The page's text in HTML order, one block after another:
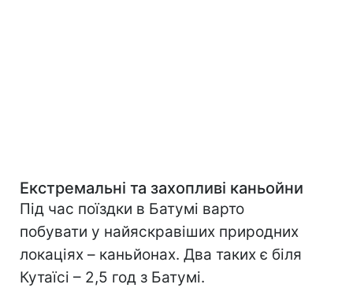
Екстремальні та захопливі каньойни
Під час поїздки в Батумі варто
побувати у найяскравіших природних
локаціях – каньйонах. Два таких є біля
Кутаїсі – 2,5 год з Батумі.